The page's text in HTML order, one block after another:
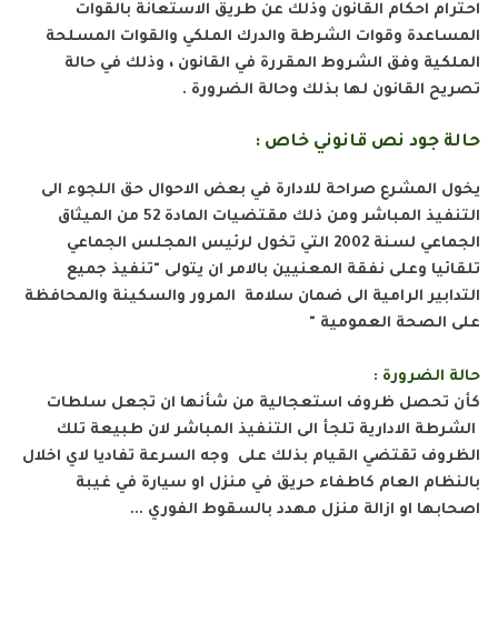
احترام احكام القانون وذلك عن طريق الاستعانة بالقوات
المساعدة وقوات الشرطة والدرك الملكي والقوات المسلحة
الملكية وفق الشروط المقررة في القانون ، وذلك في حالة
تصريح القانون لها بذلك وحالة الضرورة .
حالة جود نص قانوني خاص :
يخول المشرع صراحة للادارة في بعض الاحوال حق اللجوء الى
التنفيذ المباشر ومن ذلك مقتضيات المادة 52 من الميثاق
الجماعي لسنة 2002 التي تخول لرئيس المجلس الجماعي
تلقائيا وعلى نفقة المعنيين بالامر ان يتولى "تنفيذ جميع
التدابير الرامية الى ضمان سلامة المرور والسكينة والمحافظة
على الصحة العمومية "
حالة الضرورة :
كأن تحصل ظروف استعجالية من شأنها ان تجعل سلطات
الشرطة الادارية تلجأ الى التنفيذ المباشر لان طبيعة تلك
الظروف تقتضي القيام بذلك على وجه السرعة تفاديا لاي اخلال
بالنظام العام كاطفاء حريق في منزل او سيارة في غيبة
اصحابها او ازالة منزل مهدد بالسقوط الفوري ...